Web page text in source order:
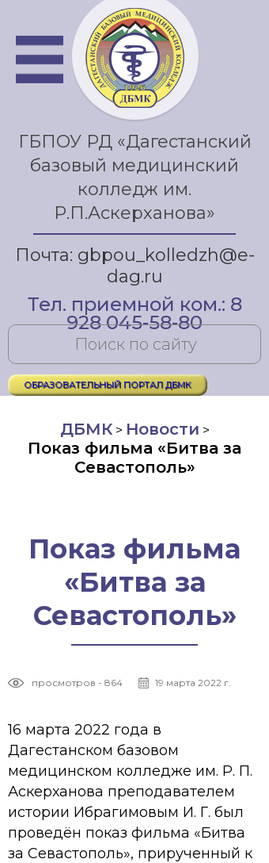
ГБПОУ РД «Дагестанский
базовый медицинский
колледж им.
Р.П.Аскерханова»
Почта: gbpou_kolledzh@e-
dag.ru
Тел. приемной ком.: 8
928 045-58-80
ОБРАЗОВАТЕЛЬНЫЙ ПОРТАЛ ДБМК
ДБМК> Новости >
Показ фильма «Битва за
Севастополь»
Показ фильма
«Битва за
Севастополь»
просмотров - 864 19 марта 2022 г.
16 марта 2022 года в
Дагестанском базовом
медицинском колледже им. Р. П.
Аскерханова преподавателем
истории Ибрагимовым И. Г. был
проведён показ фильма «Битва
за Севастополь», прирученный к